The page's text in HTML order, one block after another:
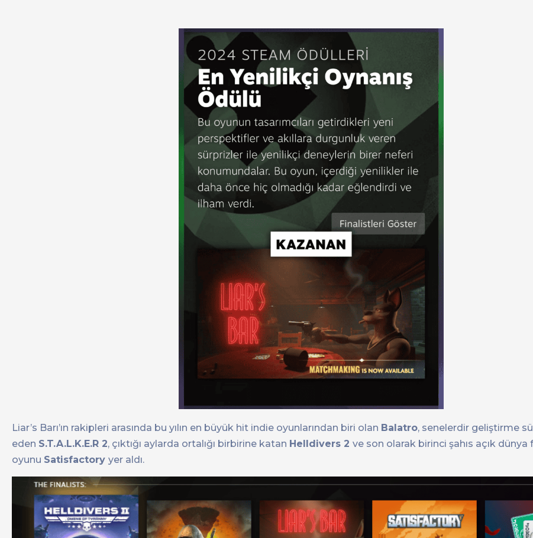
Liar’s Barı’ın rakipleri arasında bu yılın en büyük hit indie oyunlarından biri olan Balatro, senelerdir geliştirme
eden S.T.A.L.K.E.R 2, çıktığı aylarda ortalığı birbirine katan Helldivers 2 ve son olarak birinci şahıs açık dünya
oyunu Satisfactory yer aldı.